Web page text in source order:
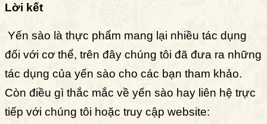
Lời kết
Yến sào là thực phẩm mang lại nhiều tác dụng
đối với cơ thể, trên đây chúng tôi đã đưa ra những
tác dụng của yến sào cho các bạn tham khảo.
Còn điều gì thắc mắc về yến sào hay liên hệ trực
tiếp với chúng tôi hoặc truy cập website: